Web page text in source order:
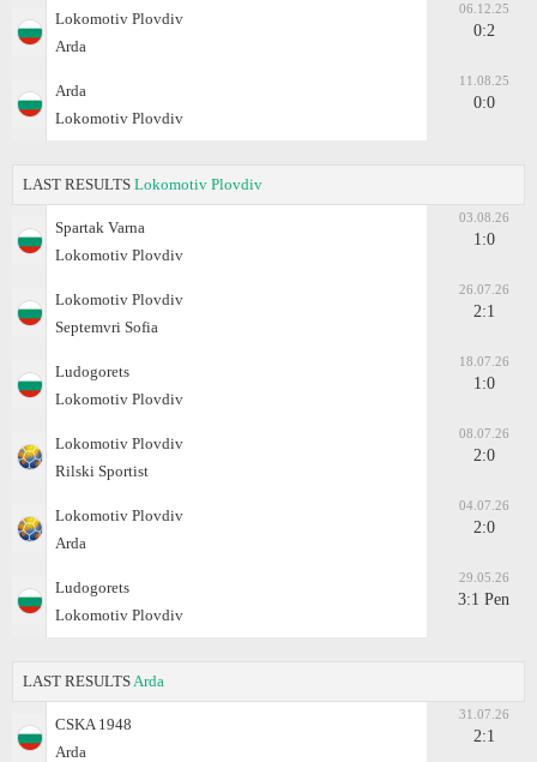
Lokomotiv Plovdiv
Arda
06.12.25
0:2
Arda
Lokomotiv Plovdiv
11.08.25
0:0
LAST RESULTS Lokomotiv Plovdiv
Spartak Varna
Lokomotiv Plovdiv
03.08.26
1:0
Lokomotiv Plovdiv
Septemvri Sofia
26.07.26
2:1
Ludogorets
Lokomotiv Plovdiv
18.07.26
1:0
Lokomotiv Plovdiv
Rilski Sportist
08.07.26
2:0
Lokomotiv Plovdiv
Arda
04.07.26
2:0
Ludogorets
Lokomotiv Plovdiv
29.05.26
3:1 Pen
LAST RESULTS Arda
CSKA 1948
Arda
31.07.26
2:1